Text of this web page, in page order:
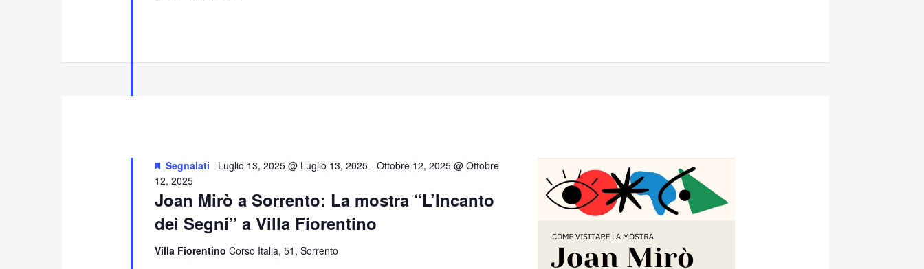
Joan Mirò a Sorrento: La mostra “L’Incanto
dei Segni” a Villa Fiorentino
Segnalati Luglio 13, 2025 @ Luglio 13, 2025 -Ottobre 12, 2025 @ Ottobre
12, 2025
Villa FiorentinoCorso Italia, 51, Sorrento